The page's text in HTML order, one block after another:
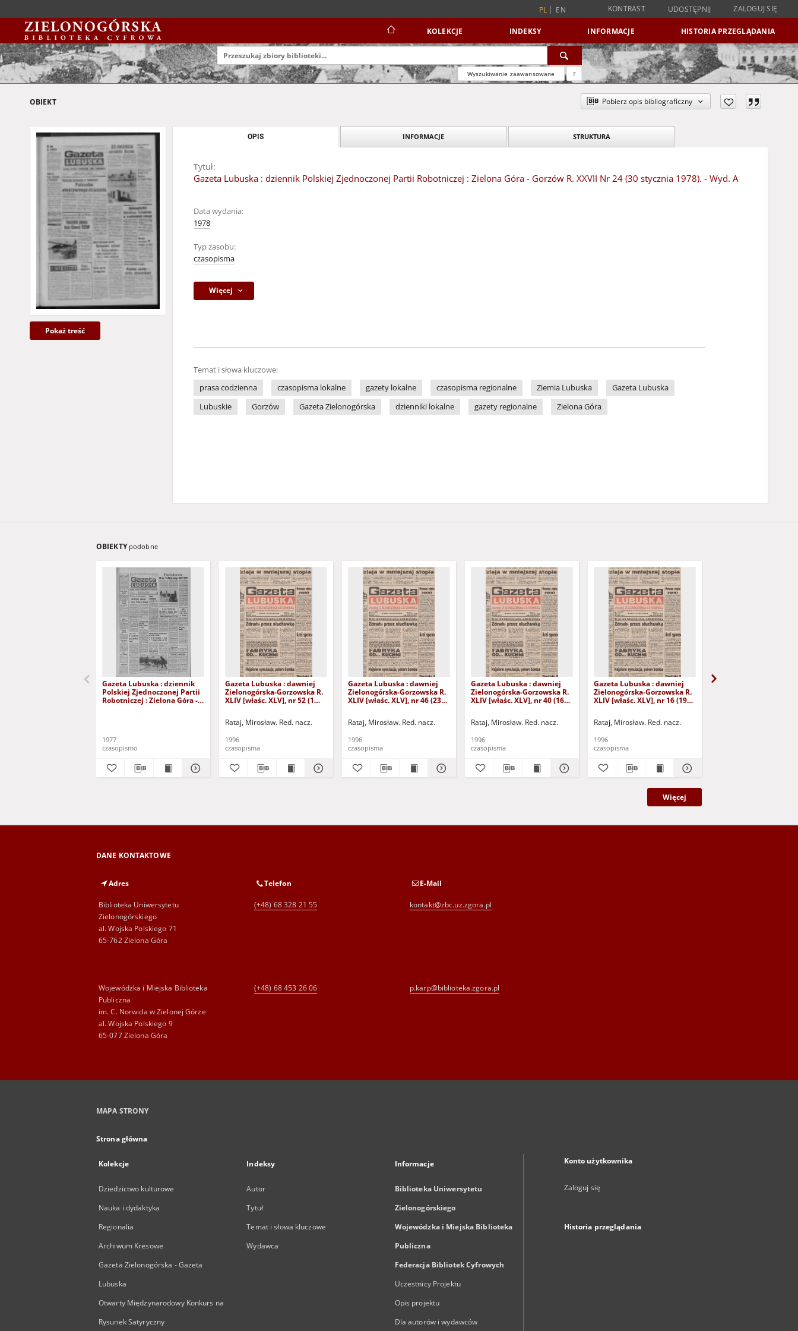
PL EN KONTRAST UDOSTĘPNIJ ZALOGUJ SIĘ
KOLEKCJE INDEKSY INFORMACJE HISTORIA PRZEGLĄDANIA
Wyszukiwanie zaawansowane ?
OBIEKT Pobierz opis bibliograficzny
Pokaż treść
OPIS INFORMACJE STRUKTURA
Tytuł:
Gazeta Lubuska : dziennik Polskiej Zjednoczonej Partii Robotniczej : Zielona Góra - Gorzów R. XXVII Nr 24 (30 stycznia 1978). - Wyd. A
Data wydania:
1978
Typ zasobu:
czasopisma
Więcej
Temat i słowa kluczowe:
prasa codzienna
czasopisma lokalne gazety lokalne czasopisma regionalne Ziemia Lubuska
Gazeta Lubuska
Lubuskie
Gorzów Gazeta Zielonogórska dzienniki lokalne gazety regionalne Zielona Góra
OBIEKTY podobne
Gazeta Lubuska : dziennik
Polskiej Zjednoczonej Partii
Robotniczej : Zielona Góra -
1977
czasopismo
Gazeta Lubuska : dawniej
Zielonogórska-Gorzowska R.
XLIV [właśc. XLV], nr 52 (1
Rataj, Mirosław. Red. nacz.
1996
czasopisma
Gazeta Lubuska : dawniej
Zielonogórska-Gorzowska R.
XLIV [właśc. XLV], nr 46 (23
Rataj, Mirosław. Red. nacz.
1996
czasopisma
Gazeta Lubuska : dawniej
Zielonogórska-Gorzowska R.
XLIV [właśc. XLV], nr 40 (16
Rataj, Mirosław. Red. nacz.
1996
czasopisma
Gazeta Lubuska : dawniej
Zielonogórska-Gorzowska R.
XLIV [właśc. XLV], nr 16 (19
Rataj, Mirosław. Red. nacz.
1996
czasopisma
Więcej
DANE KONTAKTOWE
Adres
Biblioteka Uniwersytetu
Zielonogórskiego
al. Wojska Polskiego 71
65-762 Zielona Góra
Telefon
(+48) 68 328 21 55
E-Mail
kontakt@zbc.uz.zgora.pl
Wojewódzka i Miejska Biblioteka
Publiczna
im. C. Norwida w Zielonej Górze
al. Wojska Polskiego 9
65-077 Zielona Góra
(+48) 68 453 26 06 p.karp@biblioteka.zgora.pl
MAPA STRONY
Strona główna
Kolekcje
Dziedzictwo kulturowe
Nauka i dydaktyka
Regionalia
Archiwum Kresowe
Gazeta Zielonogórska - Gazeta
Lubuska
Otwarty Międzynarodowy Konkurs na
Rysunek Satyryczny
Indeksy
Autor
Tytuł
Temat i słowa kluczowe
Wydawca
Informacje
Biblioteka Uniwersytetu
Zielonogórskiego
Wojewódzka i Miejska Biblioteka
Publiczna
Federacja Bibliotek Cyfrowych
Uczestnicy Projektu
Opis projektu
Dla autorów i wydawców
Konto użytkownika
Zaloguj się
Historia przeglądania